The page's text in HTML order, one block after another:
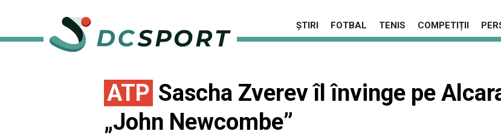
ȘTIRI FOTBAL TENIS COMPETIȚII
ATP Sascha Zverev îl învinge pe
„John Newcombe”